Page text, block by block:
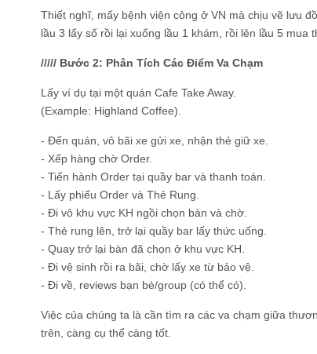
Thiết nghĩ, mấy bệnh viện công ở VN mà chịu vẽ lưu
lầu 3 lấy số rồi lại xuống lầu 1 khám, rồi lên lầu 5 mua
///// Bước 2: Phân Tích Các Điểm Va Chạm
Lấy ví dụ tại một quán Cafe Take Away.
(Example: Highland Coffee).
- Đến quán, vô bãi xe gửi xe, nhận thẻ giữ xe.
- Xếp hàng chờ Order.
- Tiến hành Order tại quầy bar và thanh toán.
- Lấy phiếu Order và Thẻ Rung.
- Đi vô khu vực KH ngồi chọn bàn và chờ.
- Thẻ rung lên, trở lại quầy bar lấy thức uống.
- Quay trở lại bàn đã chọn ở khu vực KH.
- Đi vệ sinh rồi ra bãi, chờ lấy xe từ bảo vệ.
- Đi về, reviews bạn bè/group (có thể có).
Việc của chúng ta là cần tìm ra các va chạm giữa
trên, càng cụ thể càng tốt.